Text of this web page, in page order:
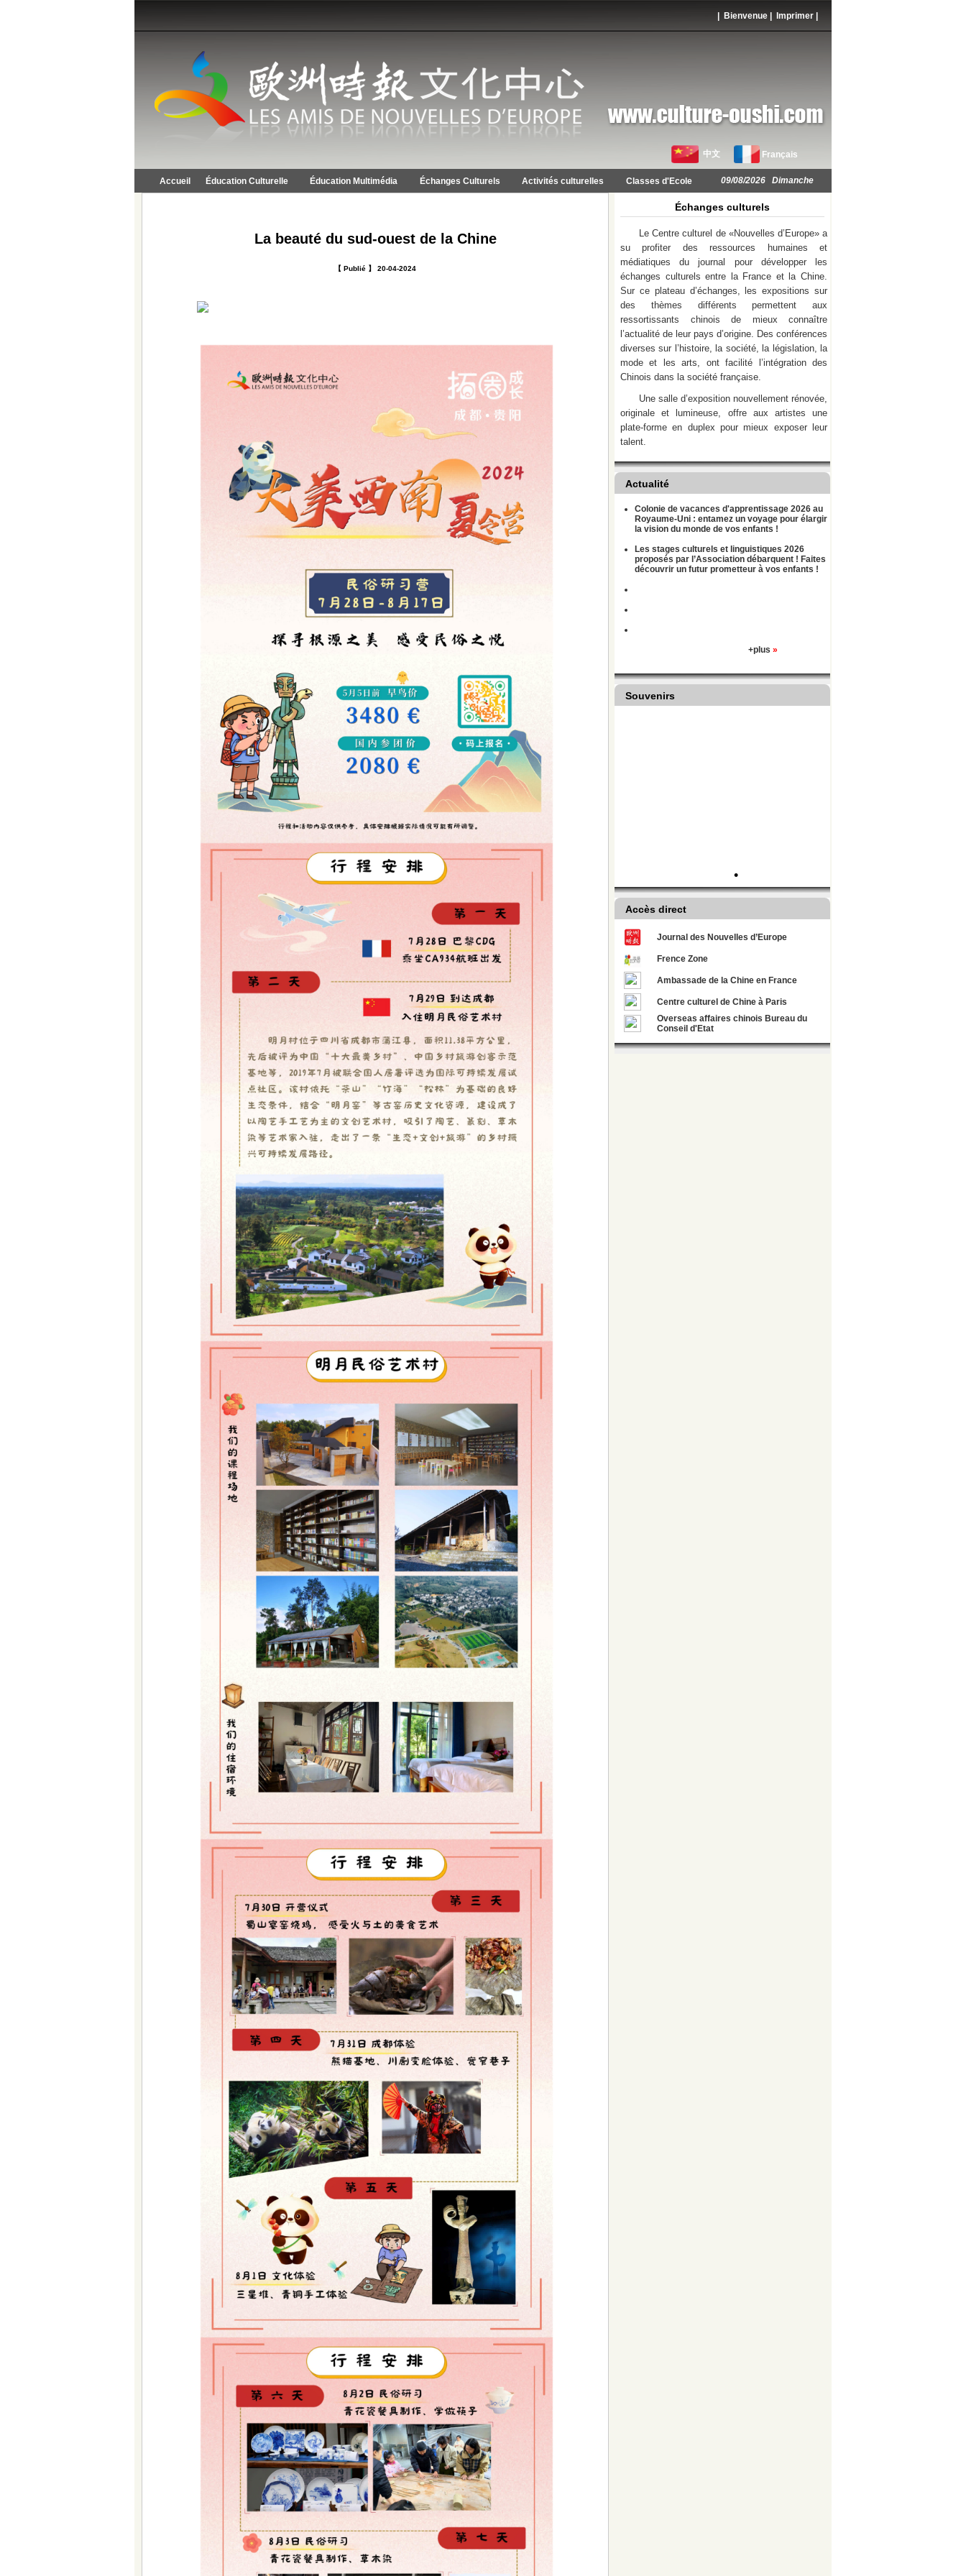
| Bienvenue | Imprimer
中文 Français
Accueil Éducation Culturelle Éducation Multimédia Échanges Culturels Activités culturelles Classes d'Ecole 09/08/2026 Dimanche
La beauté du sud-ouest de la Chine
【 Publié 】 20-04-2024
Échanges culturels
Le Centre culturel de «Nouvelles d’Europe» a
su profiter des ressources humaines et
médiatiques du journal pour développer les
échanges culturels entre la France et la Chine.
Sur ce plateau d’échanges, les expositions sur
des thèmes différents permettent aux
ressortissants chinois de mieux connaître
l’actualité de leur pays d’origine. Des conférences
diverses sur l’histoire, la société, la législation, la
mode et les arts, ont facilité l’intégration des
Chinois dans la société française.
Une salle d’exposition nouvellement rénovée,
originale et lumineuse, offre aux artistes une
plate-forme en duplex pour mieux exposer leur
talent.
Actualité
Colonie de vacances d'apprentissage 2026 au
Royaume-Uni : entamez un voyage pour élargir
la vision du monde de vos enfants !
Les stages culturels et linguistiques 2026
proposés par l’Association débarquent ! Faites
découvrir un futur prometteur à vos enfants !
+plus »
Souvenirs
•
Accès direct
Journal des Nouvelles d’Europe
Frence Zone
Ambassade de la Chine en France
Centre culturel de Chine à Paris
Overseas affaires chinois Bureau du
Conseil d'Etat